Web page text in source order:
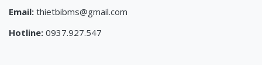
Email: thietbibms@gmail.com
Hotline: 0937.927.547